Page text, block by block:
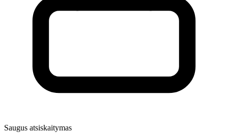
Saugus atsiskaitymas